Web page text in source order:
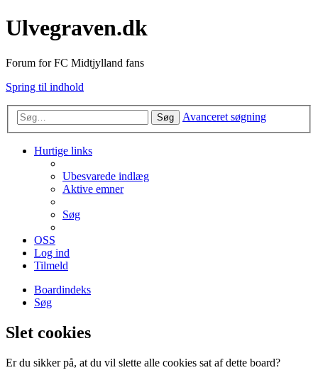
Ulvegraven.dk
Forum for FC Midtjylland fans
Spring til indhold
Søg Avanceret søgning
Hurtige links
Ubesvarede indlæg
Aktive emner
Søg
OSS
Log ind
Tilmeld
Boardindeks
Søg
Slet cookies
Er du sikker på, at du vil slette alle cookies sat af dette board?